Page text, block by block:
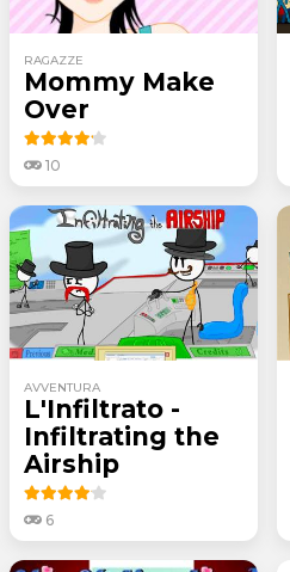
RAGAZZE
Mommy Make
Over
10
AVVENTURA
L'Infiltrato -
Infiltrating the
Airship
6